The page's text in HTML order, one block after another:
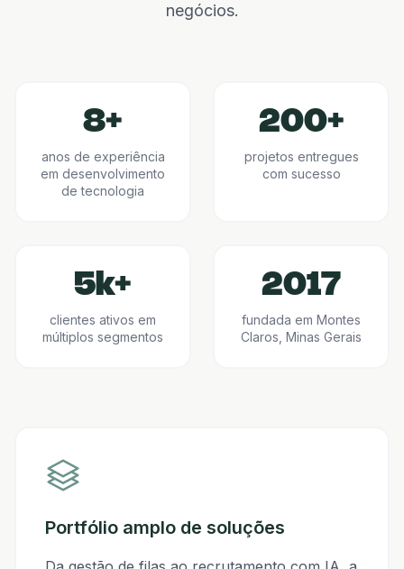
negócios.
8+
anos de experiência
em desenvolvimento
de tecnologia
200+
projetos entregues
com sucesso
5k+
clientes ativos em
múltiplos segmentos
2017
fundada em Montes
Claros, Minas Gerais
Portfólio amplo de soluções